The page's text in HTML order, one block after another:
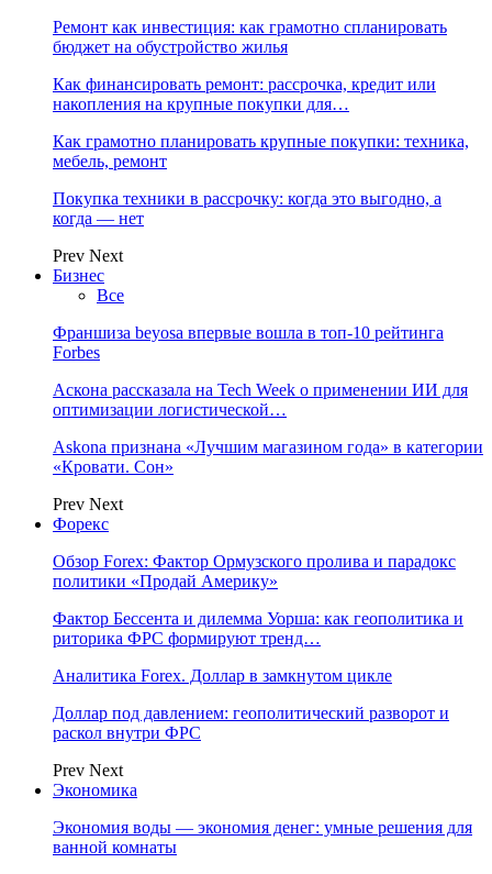
Ремонт как инвестиция: как грамотно спланировать
бюджет на обустройство жилья
Как финансировать ремонт: рассрочка, кредит или
накопления на крупные покупки для…
Как грамотно планировать крупные покупки: техника,
мебель, ремонт
Покупка техники в рассрочку: когда это выгодно, а
когда — нет
Prev Next
Бизнес
Все
Франшиза beyosa впервые вошла в топ-10 рейтинга
Forbes
Аскона рассказала на Tech Week о применении ИИ для
оптимизации логистической…
Askona признана «Лучшим магазином года» в категории
«Кровати. Сон»
Prev Next
Форекс
Обзор Forex: Фактор Ормузского пролива и парадокс
политики «Продай Америку»
Фактор Бессента и дилемма Уорша: как геополитика и
риторика ФРС формируют тренд…
Аналитика Forex. Доллар в замкнутом цикле
Доллар под давлением: геополитический разворот и
раскол внутри ФРС
Prev Next
Экономика
Экономия воды — экономия денег: умные решения для
ванной комнаты